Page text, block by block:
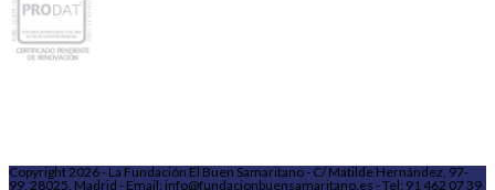
Copyright 2026 - La Fundación El Buen Samaritano - C/ Matilde Hernández, 97-
99, 28025, Madrid - Email: info@fundacionbuensamaritano.es - Tel: 91 462 07 39